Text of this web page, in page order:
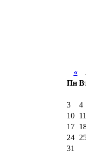
«
Пн
3
4
10
11
17
24
31